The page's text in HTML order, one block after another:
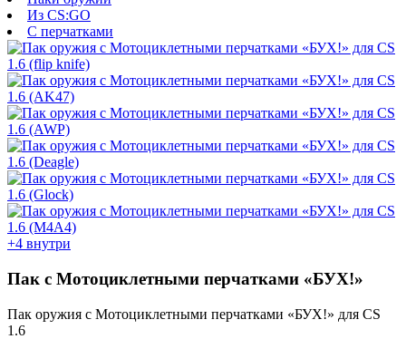
Из CS:GO
С перчатками
+4 внутри
Пак с Мотоциклетными перчатками «БУХ!»
Пак оружия с Мотоциклетными перчатками «БУХ!» для CS
1.6